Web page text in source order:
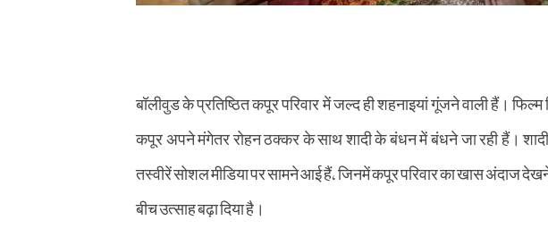
बॉलीवुड के प्रतिष्ठित कपूर परिवार में जल्द ही शहनाइयां गूंजने वाली हैं। फिल्म
कपूर अपने मंगेतर रोहन ठक्कर के साथ शादी के बंधन में बंधने जा रही हैं।
तस्वीरें सोशल मीडिया पर सामने आई हैं, जिनमें कपूर परिवार का खास अंदाज
बीच उत्साह बढ़ा दिया है।